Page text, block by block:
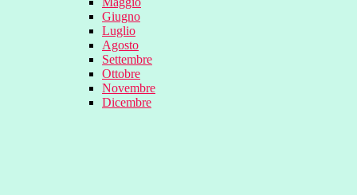
Giugno
Luglio
Agosto
Settembre
Ottobre
Novembre
Dicembre